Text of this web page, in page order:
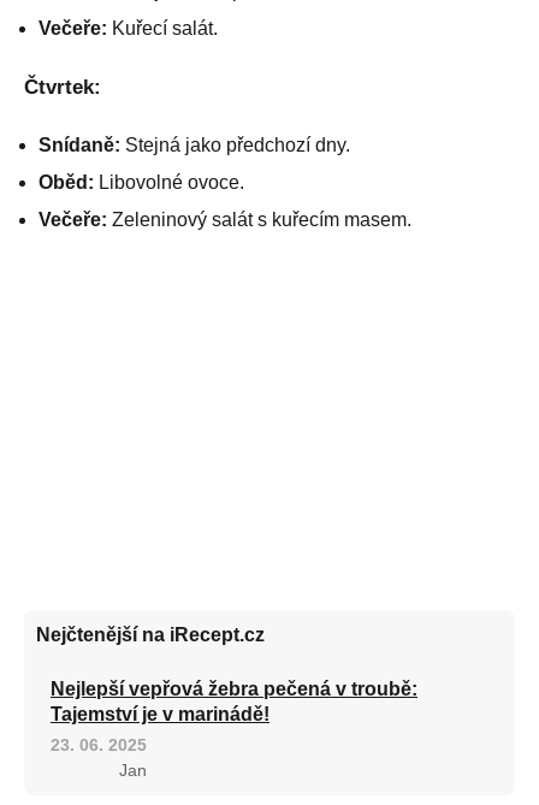
Večeře: Kuřecí salát.
Čtvrtek:
Snídaně: Stejná jako předchozí dny.
Oběd: Libovolné ovoce.
Večeře: Zeleninový salát s kuřecím masem.
Nejčtenější na iRecept.cz
Nejlepší vepřová žebra pečená v troubě:
Tajemství je v marinádě!
23. 06. 2025
Jan